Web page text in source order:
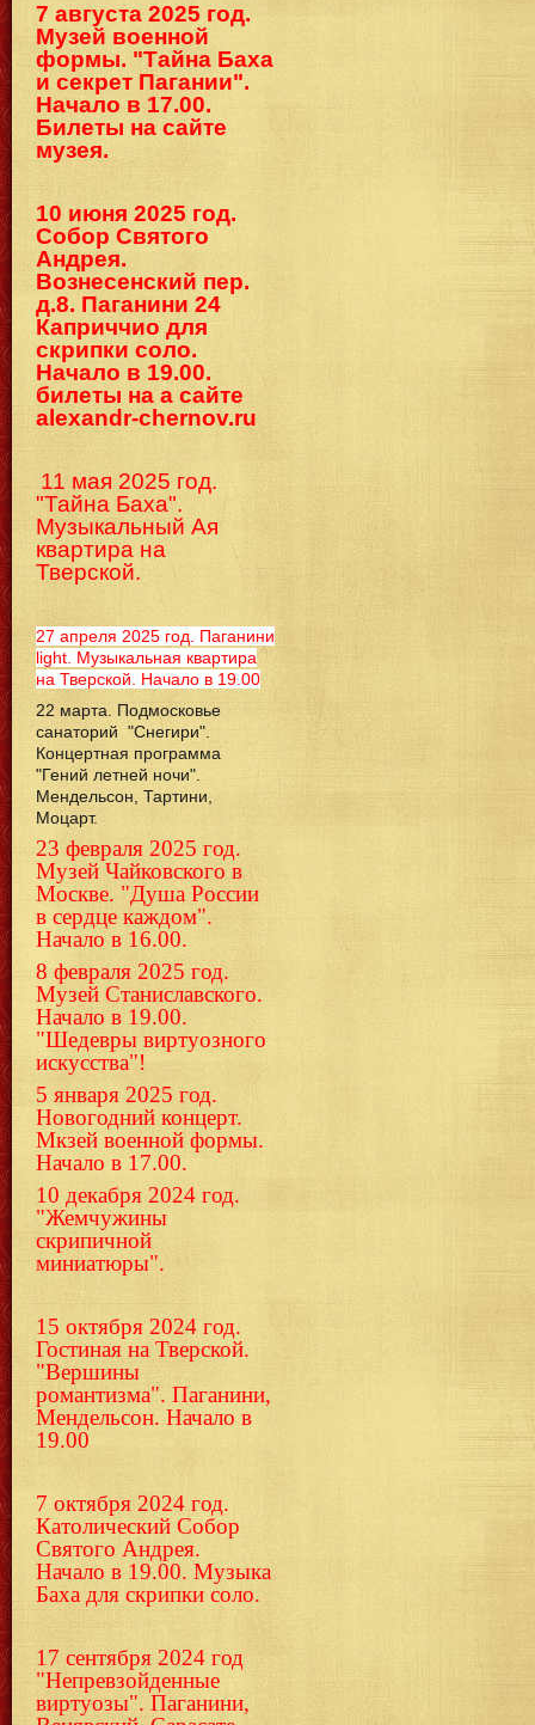
7 августа 2025 год.
Музей военной
формы. "Тайна Баха
и секрет Пагании".
Начало в 17.00.
Билеты на сайте
музея.
10 июня 2025 год.
Собор Святого
Андрея.
Вознесенский пер.
д.8. Паганини 24
Каприччио для
скрипки соло.
Начало в 19.00.
билеты на а сайте
alexandr-chernov.ru
11 мая 2025 год.
"Тайна Баха".
Музыкальный Ая
квартира на
Тверской.
27 апреля 2025 год. Паганини
light. Музыкальная квартира
на Тверской. Начало в 19.00
22 марта. Подмосковье
санаторий "Снегири".
Концертная программа
"Гений летней ночи".
Мендельсон, Тартини,
Моцарт.
23 февраля 2025 год.
Музей Чайковского в
Москве. "Душа России
в сердце каждом".
Начало в 16.00.
8 февраля 2025 год.
Музей Станиславского.
Начало в 19.00.
"Шедевры виртуозного
искусства"!
5 января 2025 год.
Новогодний концерт.
Мкзей военной формы.
Начало в 17.00.
10 декабря 2024 год.
"Жемчужины
скрипичной
миниатюры".
15 октября 2024 год.
Гостиная на Тверской.
"Вершины
романтизма". Паганини,
Мендельсон. Начало в
19.00
7 октября 2024 год.
Католический Собор
Святого Андрея.
Начало в 19.00. Музыка
Баха для скрипки соло.
17 сентября 2024 год
"Непревзойденные
виртуозы". Паганини,